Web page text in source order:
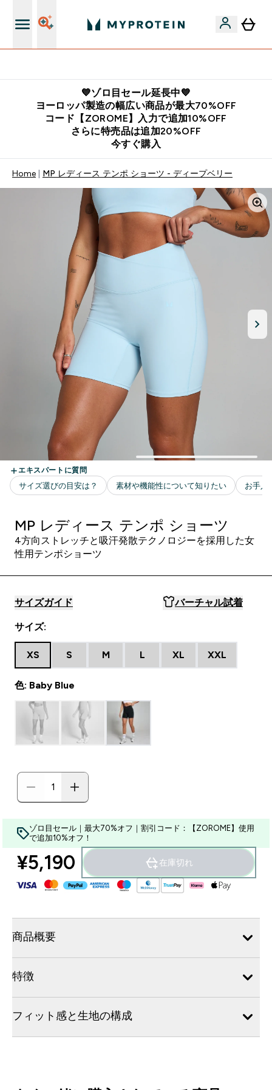
💙ゾロ目セール延長中💙
ヨーロッパ製造の幅広い商品が最大70%OFF
コード【ZOROME】入力で追加10%OFF
さらに特売品は追加20%OFF
今すぐ購入
Home MP レディース テンポ ショーツ - ディープベリー
MP レディース テンポ ショーツ
4方向ストレッチと吸汗発散テクノロジーを採用した女
性用テンポショーツ
サイズガイド バーチャル試着
サイズ:
XS S M L XL XXL
色: Baby Blue
ゾロ目セール｜最大70%オフ｜割引コード：【ZOROME】使用
で追加10%オフ！
¥5,190‎ 在庫切れ
商品概要
特徴
フィット感と生地の構成